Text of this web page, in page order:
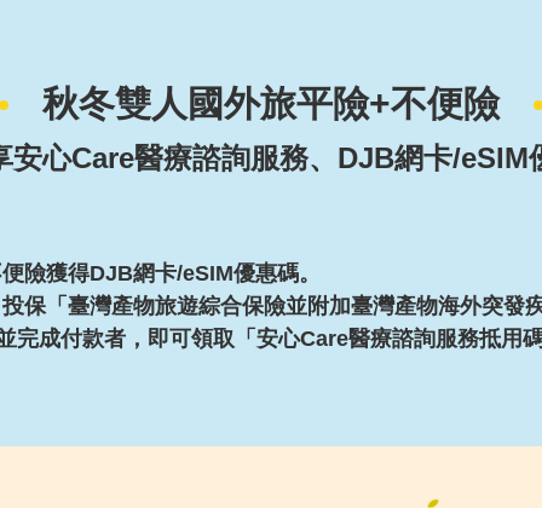
秋冬雙人國外旅平險+不便險
安心Care醫療諮詢服務、DJB網卡/eSIM
險獲得DJB網卡/eSIM優惠碼。
保「臺灣產物旅遊綜合保險並附加臺灣產物海外突發
完成付款者，即可領取「安心Care醫療諮詢服務抵用